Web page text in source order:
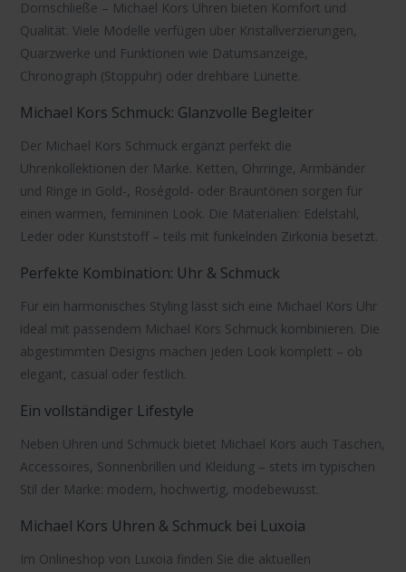
Dornschließe – Michael Kors Uhren bieten Komfort und
Qualität. Viele Modelle verfügen über Kristallverzierungen,
Quarzwerke und Funktionen wie Datumsanzeige,
Chronograph (Stoppuhr) oder drehbare Lünette.
Michael Kors Schmuck: Glanzvolle Begleiter
Der Michael Kors Schmuck ergänzt perfekt die
Uhrenkollektionen der Marke. Ketten, Ohrringe, Armbänder
und Ringe in Gold-, Roségold- oder Brauntönen sorgen für
einen warmen, femininen Look. Die Materialien: Edelstahl,
Leder oder Kunststoff – teils mit funkelnden Zirkonia besetzt.
Perfekte Kombination: Uhr & Schmuck
Für ein harmonisches Styling lässt sich eine Michael Kors Uhr
ideal mit passendem Michael Kors Schmuck kombinieren. Die
abgestimmten Designs machen jeden Look komplett – ob
elegant, casual oder festlich.
Ein vollständiger Lifestyle
Neben Uhren und Schmuck bietet Michael Kors auch Taschen,
Accessoires, Sonnenbrillen und Kleidung – stets im typischen
Stil der Marke: modern, hochwertig, modebewusst.
Michael Kors Uhren & Schmuck bei Luxoia
Im Onlineshop von Luxoia finden Sie die aktuellen